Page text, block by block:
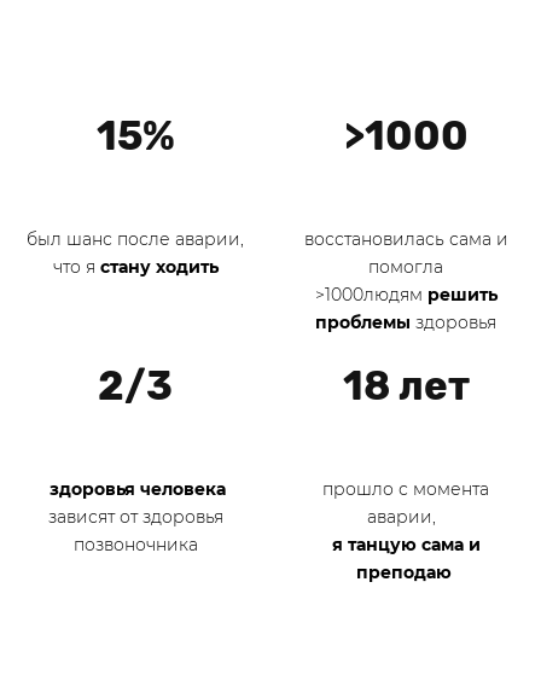
15%
был шанс после аварии,
что я стану ходить
>1000
восстановилась сама и
помогла
>1000людям решить
проблемы здоровья
2/3
здоровья человека
зависят от здоровья
позвоночника
18 лет
прошло с момента
аварии,
я танцую сама и
преподаю